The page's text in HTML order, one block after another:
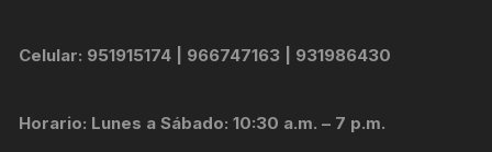
Celular: 951915174 | 966747163 | 931986430
Horario: Lunes a Sábado: 10:30 a.m. – 7 p.m.